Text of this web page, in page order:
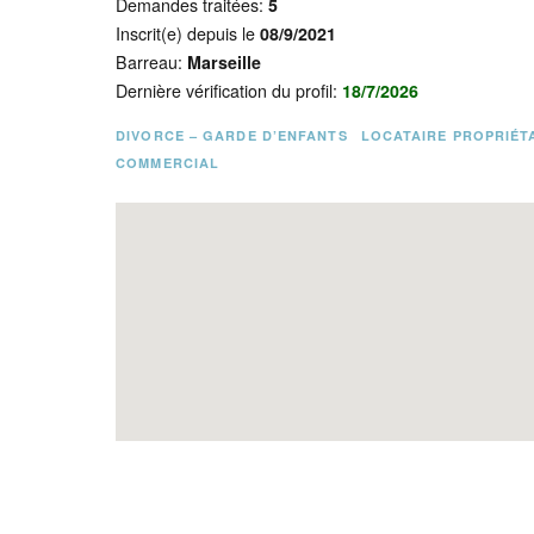
Demandes traitées:5
Inscrit(e) depuis le08/9/2021
Barreau: Marseille
Dernière vérification du profil: 18/7/2026
DIVORCE – GARDE D’ENFANTS
LOCATAIRE
COMMERCIAL